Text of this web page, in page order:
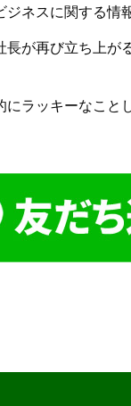
ジネスに関する情
長が再び立ち上が
にラッキーなこと